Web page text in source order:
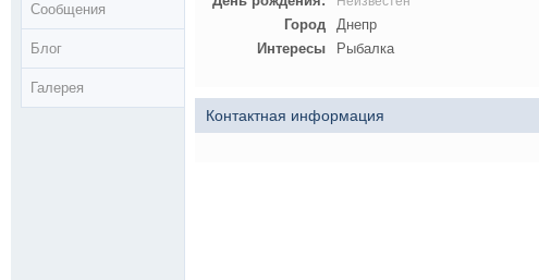
Сообщения
Блог
Галерея
Город
Днепр
Интересы
Рыбалка
Контактная информация